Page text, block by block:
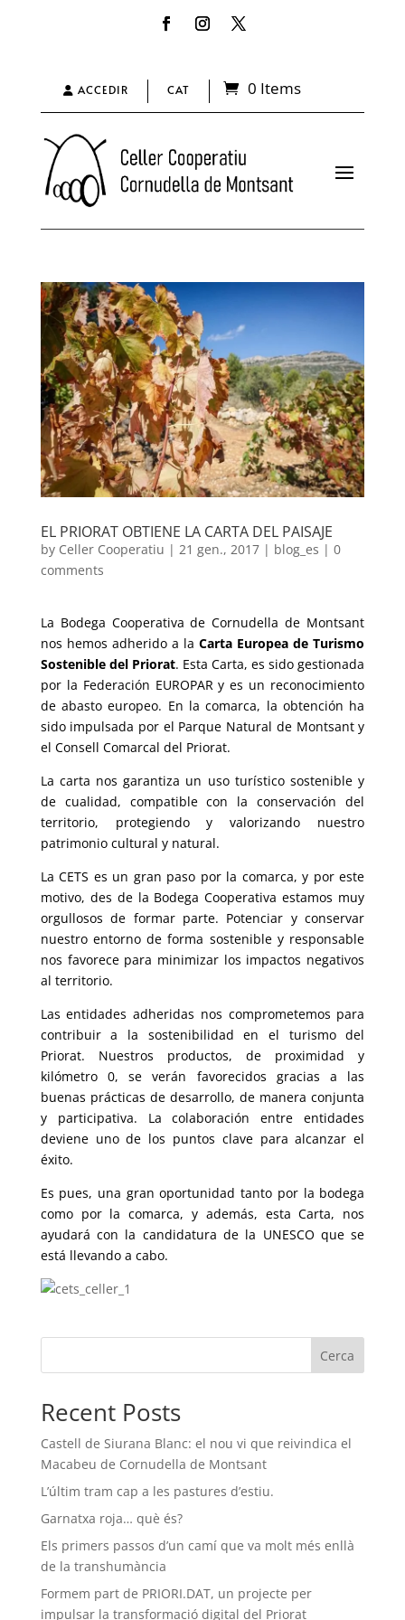
ACCEDIR CAT 0 Items
EL PRIORAT OBTIENE LA CARTA DEL PAISAJE
by Celler Cooperatiu | 21 gen., 2017| blog_es | 0
comments
La Bodega Cooperativa de Cornudella de Montsant
nos hemos adherido a laCarta Europea de Turismo
Sostenible del Priorat. Esta Carta, es sido gestionada
por la Federación EUROPAR y es un reconocimiento
de abasto europeo. En la comarca, la obtención ha
sido impulsada por el Parque Natural de Montsant y
el Consell Comarcal del Priorat.
La carta nos garantiza un uso turístico sostenible y
de cualidad, compatible con la conservación del
territorio, protegiendo y valorizando nuestro
patrimonio cultural y natural.
La CETS es un gran paso por la comarca, y por este
motivo, des de la Bodega Cooperativa estamos muy
orgullosos de formar parte. Potenciar y conservar
nuestro entorno de forma sostenible y responsable
nos favorece para minimizar los impactos negativos
al territorio.
Las entidades adheridas nos comprometemos para
contribuir a la sostenibilidad en el turismo del
Priorat. Nuestros productos, de proximidad y
kilómetro 0, se verán favorecidos gracias a las
buenas prácticas de desarrollo, de manera conjunta
y participativa. La colaboración entre entidades
deviene uno de los puntos clave para alcanzar el
éxito.
Es pues, una gran oportunidad tanto por la bodega
como por la comarca, y además, esta Carta, nos
ayudará con la candidatura de la UNESCO que se
está llevando a cabo.
Cerca
Recent Posts
Castell de Siurana Blanc: el nou vi que reivindica el
Macabeu de Cornudella de Montsant
L’últim tram cap a les pastures d’estiu.
Garnatxa roja… què és?
Els primers passos d’un camí que va molt més enllà
de la transhumància
Formem part de PRIORI.DAT, un projecte per
impulsar la transformació digital del Priorat